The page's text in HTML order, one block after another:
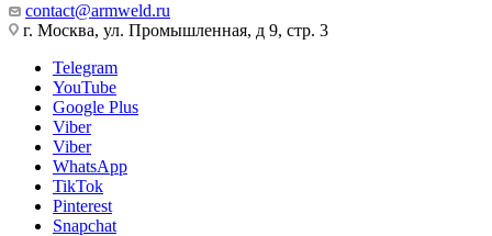
contact@armweld.ru
г. Москва, ул. Промышленная, д 9, стр. 3
Telegram
YouTube
Google Plus
Viber
Viber
WhatsApp
TikTok
Pinterest
Snapchat